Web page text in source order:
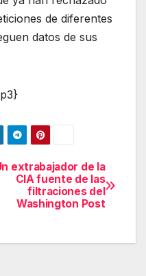
de diferentes
datos de sus
extrabajador de la
CIA fuente de las
filtraciones del
Washington Post